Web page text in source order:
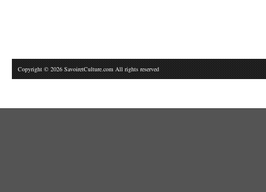
Copyright © 2026 SavoiretCulture.com All rights reserved